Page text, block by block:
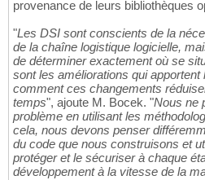
provenance de leurs bibliothèques
"Les DSI sont conscients de la
de la chaîne logistique logicielle,
de déterminer exactement où se
sont les améliorations qui
comment ces changements
temps", ajoute M. Bocek. "Nous ne
problème en utilisant les
cela, nous devons penser
du code que nous construisons et
protéger et le sécuriser à chaque
développement à la vitesse de la